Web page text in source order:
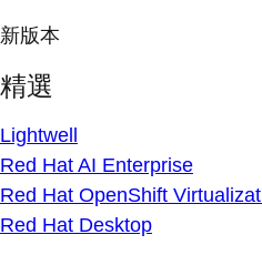
新版本
精選
Lightwell
Red Hat AI Enterprise
Red Hat OpenShift
Red Hat Desktop